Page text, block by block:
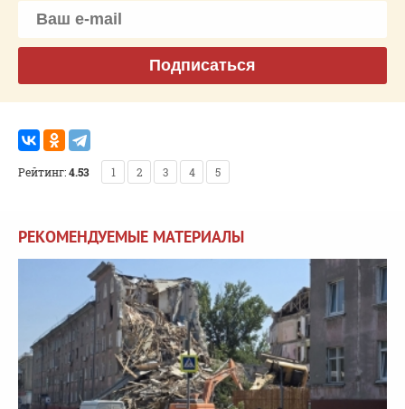
Подписаться
Рейтинг:4.53 1 2 3 4 5
РЕКОМЕНДУЕМЫЕ МАТЕРИАЛЫ